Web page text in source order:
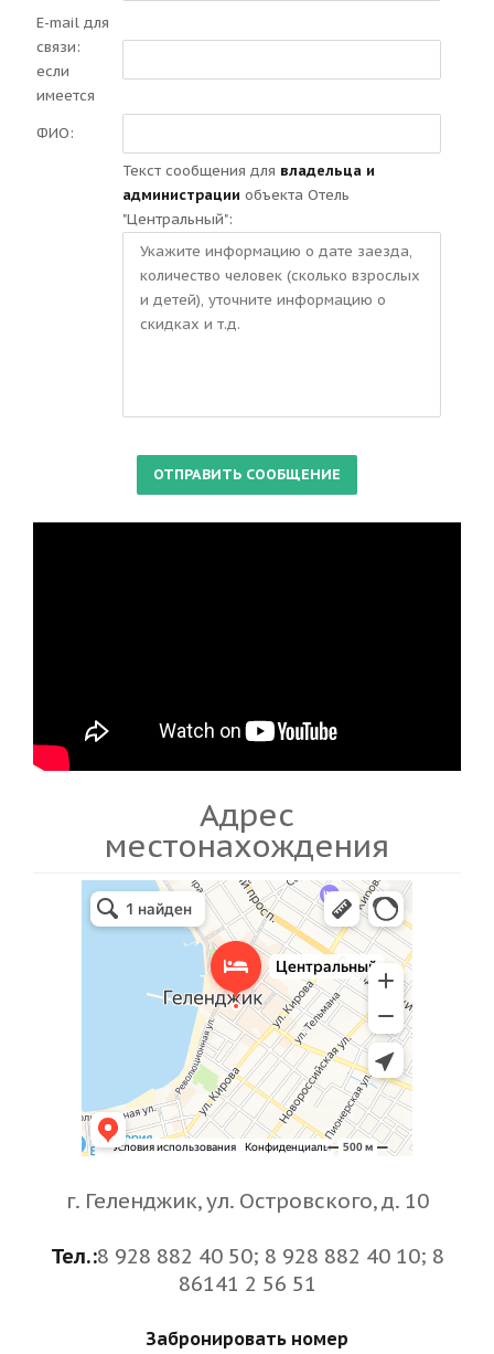
E-mail для
связи:
если
имеется
ФИО:
Текст сообщения для владельца и
администрации объекта Отель
"Центральный":
Адрес
местонахождения
г. Геленджик, ул. Островского, д. 10
Тел.:8 928 882 40 50; 8 928 882 40 10; 8
86141 2 56 51
Забронировать номер